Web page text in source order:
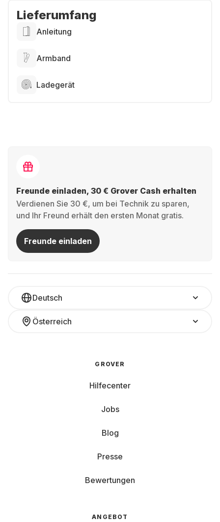
Lieferumfang
Anleitung
Armband
Ladegerät
Freunde einladen, 30 € Grover Cash erhalten
Verdienen Sie 30 €, um bei Technik zu sparen,
und Ihr Freund erhält den ersten Monat gratis.
Freunde einladen
Deutsch
Österreich
GROVER
Hilfecenter
Jobs
Blog
Presse
Bewertungen
ANGEBOT